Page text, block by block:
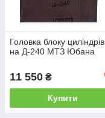
Головка блоку циліндрів
на Д-240 МТЗ Юбана
11 550 ₴
Купити